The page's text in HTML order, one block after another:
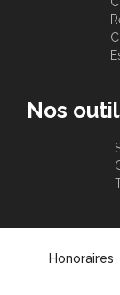
Nos
Honoraires